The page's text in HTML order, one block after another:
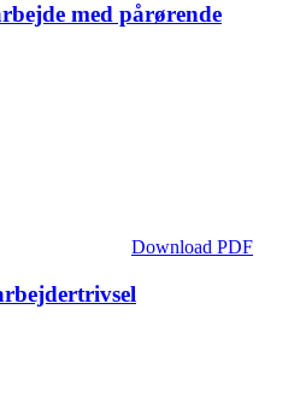
med pårørende
Download PDF